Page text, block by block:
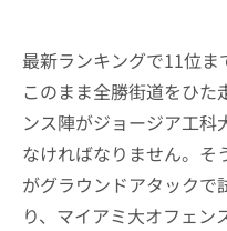
最新ランキングで11位
このまま全勝街道をひた
ンス陣がジョージア工科
なければなりません。そ
がグラウンドアタックで
り、マイアミ大オフェン